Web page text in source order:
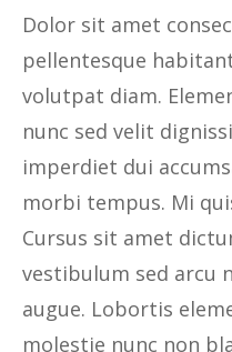
Dolor sit amet
pellentesque
volutpat diam.
nunc sed velit
imperdiet dui
morbi tempus. Mi
Cursus sit amet
vestibulum sed arcu
augue. Lobortis
molestie nunc non